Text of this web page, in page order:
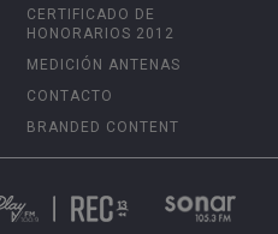
CERTIFICADO DE
HONORARIOS 2012
MEDICIÓN ANTENAS
CONTACTO
BRANDED CONTENT